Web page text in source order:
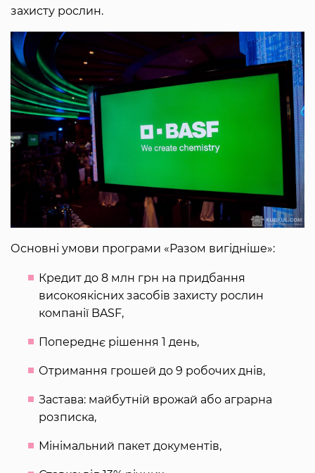
захисту рослин.
Основні умови програми «Разом вигідніше»:
Кредит до 8 млн грн на придбання
високоякісних засобів захисту рослин
компанії BASF,
Попереднє рішення 1 день,
Отримання грошей до 9 робочих днів,
Застава: майбутній врожай або аграрна
розписка,
Мінімальний пакет документів,